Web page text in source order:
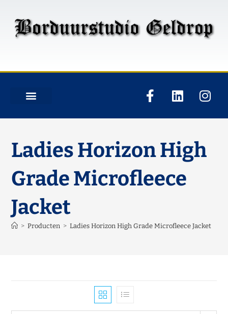
Ladies Horizon High
Grade Microfleece
Jacket
> Producten > Ladies Horizon High Grade Microfleece Jacket